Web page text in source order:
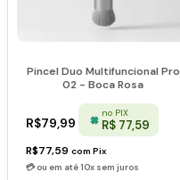
Pincel Duo Multifuncional Pro
02 - Boca Rosa
R$79,99
no PIX
R$ 77,59
R$77,59 com Pix